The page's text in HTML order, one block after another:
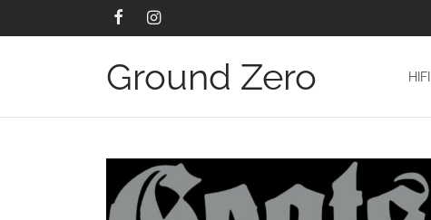
Ground Zero HIFI